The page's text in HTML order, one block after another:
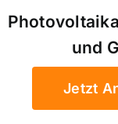
und
Jetzt